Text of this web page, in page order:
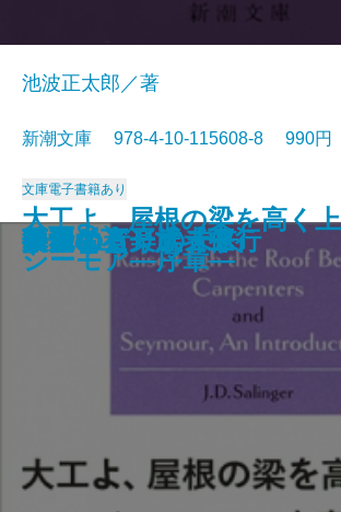
アラスカ物語
漂流
官僚たちの夏
新釈遠野物語
笑うな
シェリー詩集
もの思う葦
人情裏長屋
闇の狩人〔上〕
闇の狩人〔下〕
池波正太郎／著
新潮文庫 978-4-10-115608-8 990
文庫電子書籍あり
大工よ、屋根の梁を高
シーモア―序章―
ボクの音楽武者修行
復活〔上〕
復活〔下〕
路傍の石
共犯者
ひとにぎりの未来
華麗なる一族〔上〕
華麗なる一族〔中〕
華麗なる一族〔下〕